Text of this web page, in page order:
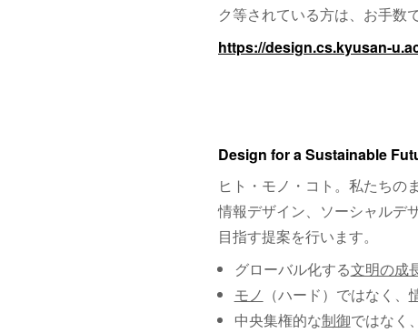
ク等されている方は、お手数
https://design.cs.kyusan-
Design for a Sustainable
ヒト・モノ・コト。私たちの
情報デザイン、ソーシャルデ
目指す提案を行います。
グローバル化する文明の成
モノ （ハード）ではなく、
中央集権的な制御ではなく